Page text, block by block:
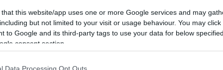
that this website/app uses one or more Google services and may
but not limited to your visit or usage behaviour. You may
to Google and its third-party tags to use your data for below
consent section.
fajok közé sorolta, amelyekben
„a sűrű
van, s ez oknál kedvező jó bort termő évben
a fajta átfogó jellemzése:„Koránérő és mint bor-
laza hengeralakú s csak ritkán többágú;
finoman pettyezve; a bogyóhéjak vékonyak és